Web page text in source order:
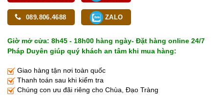
089.806.4688 ZALO
Giờ mở cửa: 8h45 - 18h00 hàng ngày- Đặt hàng online 24/7
Pháp Duyên giúp quý khách an tâm khi mua hàng:
Giao hàng tận nơi toàn quốc
Thanh toán sau khi kiểm tra
Chúng con ưu đãi riêng cho Chùa, Đạo Tràng